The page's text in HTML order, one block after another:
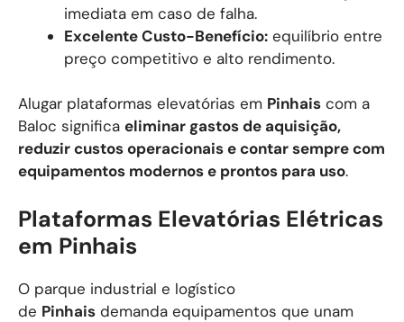
imediata em caso de falha.
Excelente Custo-Benefício: equilíbrio entre
preço competitivo e alto rendimento.
Alugar plataformas elevatórias em Pinhais com a
Baloc significa eliminar gastos de aquisição,
reduzir custos operacionais e contar sempre com
equipamentos modernos e prontos para uso.
Plataformas Elevatórias Elétricas
em Pinhais
O parque industrial e logístico
de Pinhais demanda equipamentos que unam